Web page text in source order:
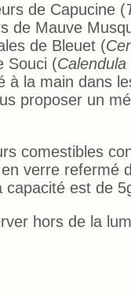
de Capucine (
de Mauve
de Bleuet (
Souci (
à la main dans
proposer un
comestibles
verre refermé
capacité est de
hors de la